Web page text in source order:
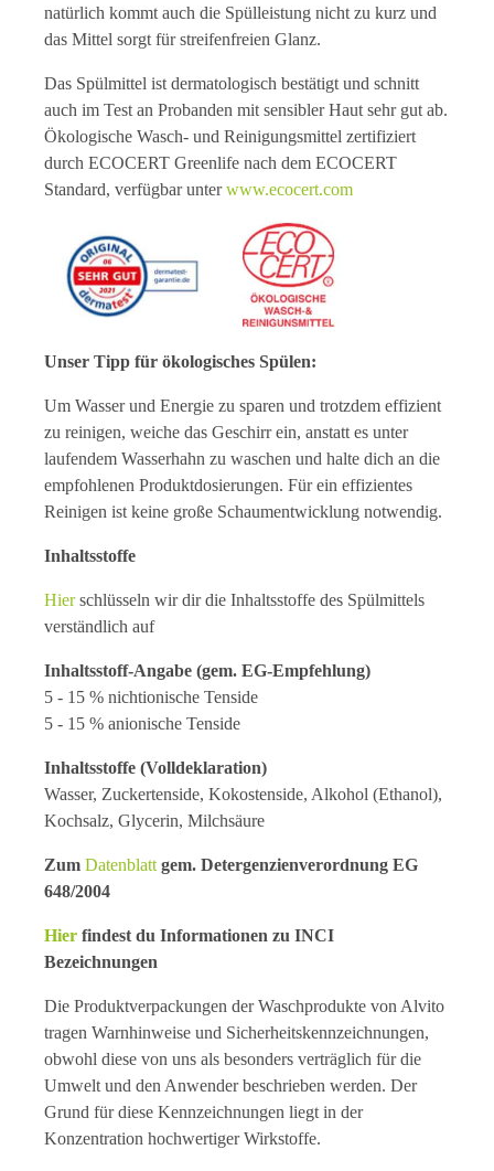
natürlich kommt auch die Spülleistung nicht zu kurz und
das Mittel sorgt für streifenfreien Glanz.
Das Spülmittel ist dermatologisch bestätigt und schnitt
auch im Test an Probanden mit sensibler Haut sehr gut ab.
Ökologische Wasch- und Reinigungsmittel zertifiziert
durch ECOCERT Greenlife nach dem ECOCERT
Standard, verfügbar unterwww.ecocert.com
Unser Tipp für ökologisches Spülen:
Um Wasser und Energie zu sparen und trotzdem effizient
zu reinigen, weiche das Geschirr ein, anstatt es unter
laufendem Wasserhahn zu waschen und halte dich an die
empfohlenen Produktdosierungen. Für ein effizientes
Reinigen ist keine große Schaumentwicklung notwendig.
Inhaltsstoffe
Hierschlüsseln wir dir die Inhaltsstoffe des Spülmittels
verständlich auf
Inhaltsstoff-Angabe (gem. EG-Empfehlung)
5 - 15 % nichtionische Tenside
5 - 15 % anionische Tenside
Inhaltsstoffe (Volldeklaration)
Wasser, Zuckertenside, Kokostenside, Alkohol (Ethanol),
Kochsalz, Glycerin, Milchsäure
Zum Datenblatt gem. Detergenzienverordnung EG
648/2004
Hier findest du Informationen zu INCI
Bezeichnungen
Die Produktverpackungen der Waschprodukte von Alvito
tragen Warnhinweise und Sicherheitskennzeichnungen,
obwohl diese von uns als besonders verträglich für die
Umwelt und den Anwender beschrieben werden. Der
Grund für diese Kennzeichnungen liegt in der
Konzentration hochwertiger Wirkstoffe.